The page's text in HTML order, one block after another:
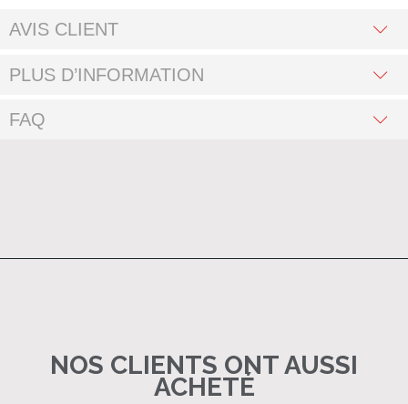
AVIS CLIENT
PLUS D’INFORMATION
FAQ
NOS CLIENTS ONT AUSSI
ACHETÉ